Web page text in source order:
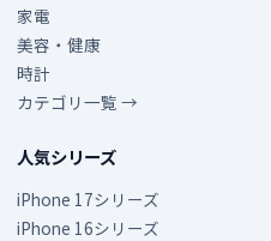
家電
美容・健康
時計
カテゴリ一覧 →
人気シリーズ
iPhone 17シリーズ
iPhone 16シリーズ